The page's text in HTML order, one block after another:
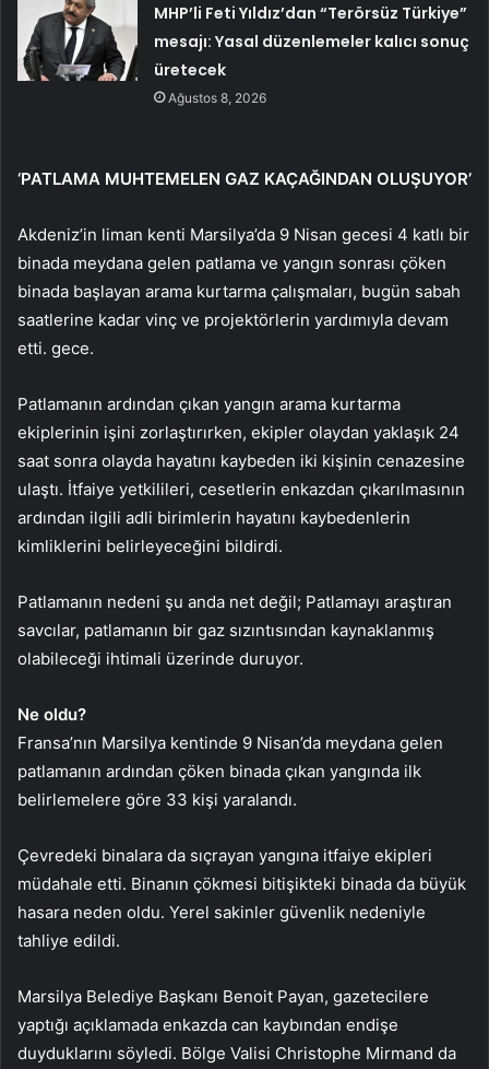
MHP’li Feti Yıldız’dan “Terörsüz Türkiye”
mesajı: Yasal düzenlemeler kalıcı sonuç
üretecek
Ağustos 8, 2026
‘PATLAMA MUHTEMELEN GAZ KAÇAĞINDAN OLUŞUYOR’
Akdeniz’in liman kenti Marsilya’da 9 Nisan gecesi 4 katlı bir
binada meydana gelen patlama ve yangın sonrası çöken
binada başlayan arama kurtarma çalışmaları, bugün sabah
saatlerine kadar vinç ve projektörlerin yardımıyla devam
etti. gece.
Patlamanın ardından çıkan yangın arama kurtarma
ekiplerinin işini zorlaştırırken, ekipler olaydan yaklaşık 24
saat sonra olayda hayatını kaybeden iki kişinin cenazesine
ulaştı. İtfaiye yetkilileri, cesetlerin enkazdan çıkarılmasının
ardından ilgili adli birimlerin hayatını kaybedenlerin
kimliklerini belirleyeceğini bildirdi.
Patlamanın nedeni şu anda net değil; Patlamayı araştıran
savcılar, patlamanın bir gaz sızıntısından kaynaklanmış
olabileceği ihtimali üzerinde duruyor.
Ne oldu?
Fransa’nın Marsilya kentinde 9 Nisan’da meydana gelen
patlamanın ardından çöken binada çıkan yangında ilk
belirlemelere göre 33 kişi yaralandı.
Çevredeki binalara da sıçrayan yangına itfaiye ekipleri
müdahale etti. Binanın çökmesi bitişikteki binada da büyük
hasara neden oldu. Yerel sakinler güvenlik nedeniyle
tahliye edildi.
Marsilya Belediye Başkanı Benoit Payan, gazetecilere
yaptığı açıklamada enkazda can kaybından endişe
duyduklarını söyledi. Bölge Valisi Christophe Mirmand da